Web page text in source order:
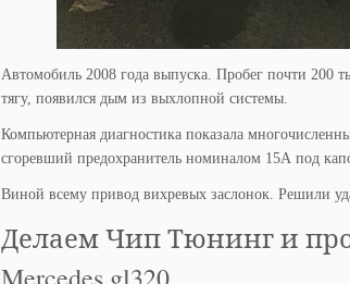
Автомобиль 2008 года выпуска. Пробег почти 200
тягу, появился дым из выхлопной системы.
Компьютерная диагностика показала
сгоревший предохранитель номиналом 15А под
Виной всему привод вихревых заслонок. Решили
Делаем Чип Тюнинг и